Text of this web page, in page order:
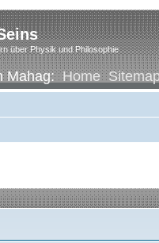
über Physik und Philosophie
Mahag:Home Sitemap